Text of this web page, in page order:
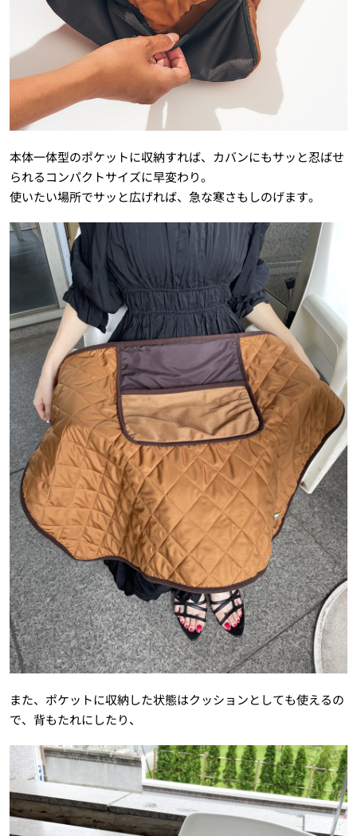
本体一体型のポケットに収納すれば、カバンにもサッと忍ばせ
られるコンパクトサイズに早変わり。
使いたい場所でサッと広げれば、急な寒さもしのげます。
また、ポケットに収納した状態はクッションとしても使えるの
で、背もたれにしたり、